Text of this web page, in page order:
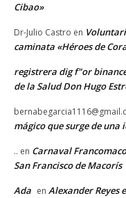
Cibao»
Dr-Julio Castro en
caminata «Héroes de
registrera dig f"or
de la Salud Don Hugo
mágico que surge de una
.. en Carnaval
San Francisco de Macorís
Ada en Alexander Reyes